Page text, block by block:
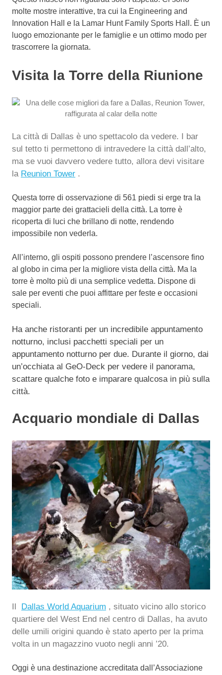
molte mostre interattive, tra cui la Engineering and
Innovation Hall e la Lamar Hunt Family Sports Hall. È un
luogo emozionante per le famiglie e un ottimo modo per
trascorrere la giornata.
Visita la Torre della Riunione
La città di Dallas è uno spettacolo da vedere. I bar
sul tetto ti permettono di intravedere la città dall’alto,
ma se vuoi davvero vedere tutto, allora devi visitare
la Reunion Tower .
Questa torre di osservazione di 561 piedi si erge tra la
maggior parte dei grattacieli della città. La torre è
ricoperta di luci che brillano di notte, rendendo
impossibile non vederla.
All’interno, gli ospiti possono prendere l’ascensore fino
al globo in cima per la migliore vista della città. Ma la
torre è molto più di una semplice vedetta. Dispone di
sale per eventi che puoi affittare per feste e occasioni
speciali.
Ha anche ristoranti per un incredibile appuntamento
notturno, inclusi pacchetti speciali per un
appuntamento notturno per due. Durante il giorno, dai
un’occhiata al GeO-Deck per vedere il panorama,
scattare qualche foto e imparare qualcosa in più sulla
città.
Acquario mondiale di Dallas
Dallas World Aquarium , situato vicino allo storico
quartiere del West End nel centro di Dallas, ha avuto
delle umili origini quando è stato aperto per la prima
volta in un magazzino vuoto negli anni ’20.
Oggi è una destinazione accreditata dall’Associazione